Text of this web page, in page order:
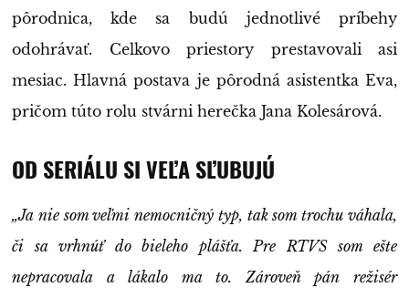
pôrodnica, kde sa budú jednotlivé príbehy
odohrávať. Celkovo priestory prestavovali asi
mesiac. Hlavná postava je pôrodná asistentka Eva,
pričom túto rolu stvárni herečka Jana Kolesárová.
OD SERIÁLU SI VEĽA SĽUBUJÚ
„Ja nie som veľmi nemocničný typ, tak som trochu váhala,
či sa vrhnúť do bieleho plášťa. Pre RTVS som ešte
nepracovala a lákalo ma to. Zároveň pán režisér